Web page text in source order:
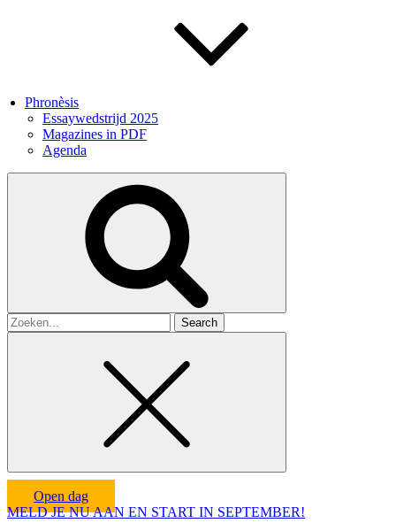
Phronèsis
Essaywedstrijd 2025
Magazines in PDF
Agenda
Search
for
Open dag
MELD JE NU AAN EN START IN SEPTEMBER!